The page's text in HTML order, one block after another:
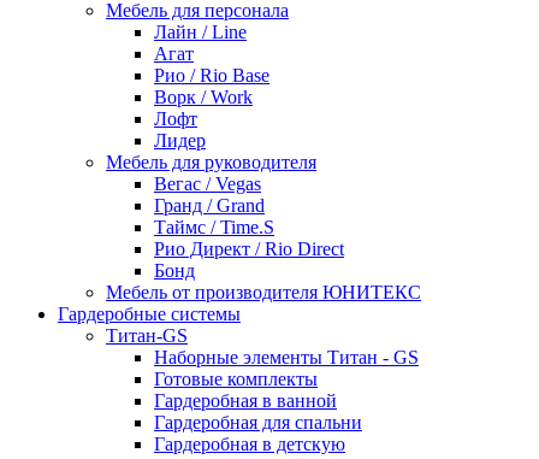
Мебель для персонала
Лайн / Line
Агат
Рио / Rio Base
Ворк / Work
Лофт
Лидер
Мебель для руководителя
Вегас / Vegas
Гранд / Grand
Таймс / Time.S
Рио Директ / Rio Direct
Бонд
Мебель от производителя ЮНИТЕКС
Гардеробные системы
Титан-GS
Наборные элементы Титан - GS
Готовые комплекты
Гардеробная в ванной
Гардеробная для спальни
Гардеробная в детскую